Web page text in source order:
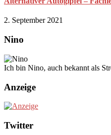
2. September 2021
Nino
Ich bin Nino, auch bekannt als
Anzeige
Twitter